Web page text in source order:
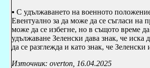
▪ С удължаването на военното
Евентуално за да може да се съгласи на
може да се избегне, но в същото време
удължаване Зеленски дава знак, че
да се разглежда и като знак, че
Източник: overton , 16.04.2025